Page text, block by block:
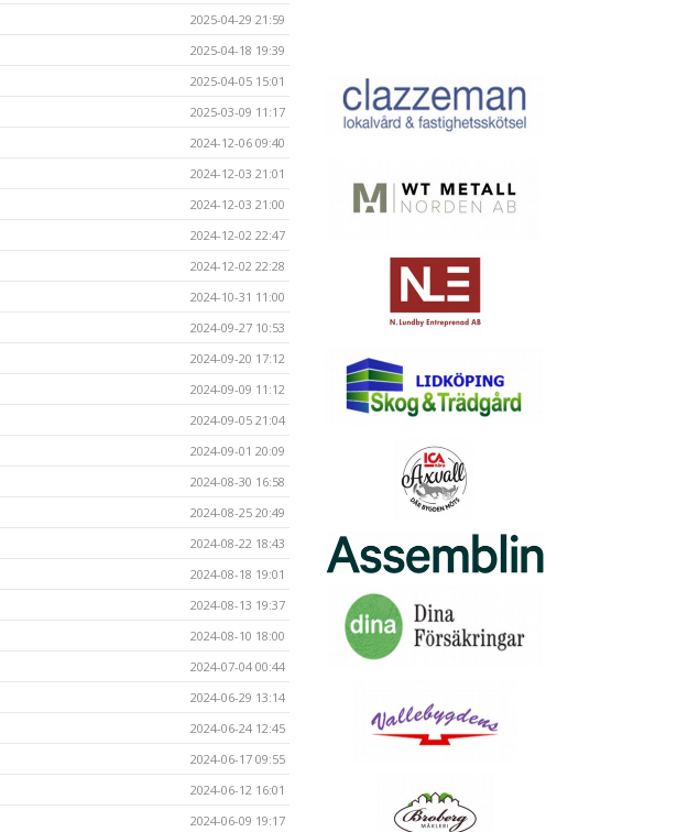
2025-04-29 21:59
2025-04-18 19:39
2025-04-05 15:01
2025-03-09 11:17
2024-12-06 09:40
2024-12-03 21:01
2024-12-03 21:00
2024-12-02 22:47
2024-12-02 22:28
2024-10-31 11:00
2024-09-27 10:53
2024-09-20 17:12
2024-09-09 11:12
2024-09-05 21:04
2024-09-01 20:09
2024-08-30 16:58
2024-08-25 20:49
2024-08-22 18:43
2024-08-18 19:01
2024-08-13 19:37
2024-08-10 18:00
2024-07-04 00:44
2024-06-29 13:14
2024-06-24 12:45
2024-06-17 09:55
2024-06-12 16:01
2024-06-09 19:17